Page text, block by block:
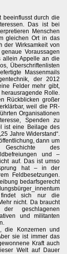
durch die
Das ist bei
Menschen
gleichen Ort in das
der Wirksamkeit von
Voraussagen
allein Appelle an die
Überschriftenlisten
Massenmails
der 2012
Felder mehr gibt,
Rolle.
Rückblicken großer
weil die PR-
Organisationen
Spenden zu
ist eine Beilage des
Jahre Widerstand“.
dann um
des
und –
auf. Das ist umso
hat – in der
Feldbesetzungen.
bedarfsgerecht
findet sich nur die
nicht. Da braucht
geschlagenen
und militanten
die Konzernen und
sie ist immer das
Kraft auch
Welt auf Dauer